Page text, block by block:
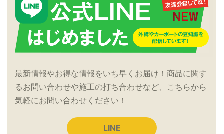
最新情報やお得な情報をいち早くお届け！商品に関す
るお問い合わせや施工の打ち合わせなど、こちらから
気軽にお問い合わせください！
LINE